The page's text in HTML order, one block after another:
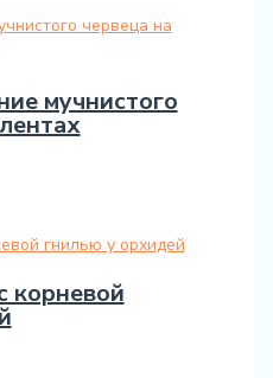
мучнистого
корневой